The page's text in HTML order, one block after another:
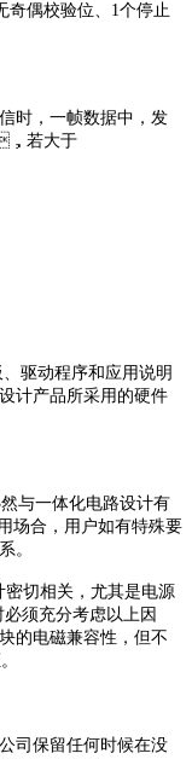
奇偶校验位、1个停止
，一帧数据中，发
，若大于
、驱动程序和应用说明
计产品所采用的硬件
与一体化电路设计有
合，用户如有特殊要
。
相关，尤其是电源
时必须充分考虑以上因
电磁兼容性，但不
司保留任何时候在没